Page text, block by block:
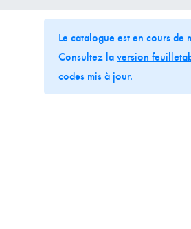
Le catalogue est en cours de
Consultez laversion
codes mis à jour.